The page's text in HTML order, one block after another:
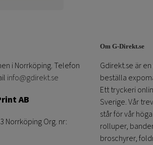
i Norrköping. Telefon
info@gdirekt.se
AB
Norrköping Org. nr:
Om G-Direkt.se
Gdirekt.se är
beställa
Ett tryckeri
Sverige. Vår
står för vår
rolluper,
broschyrer,